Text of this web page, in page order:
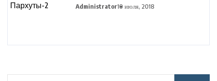
Administrator10 июля, 2018